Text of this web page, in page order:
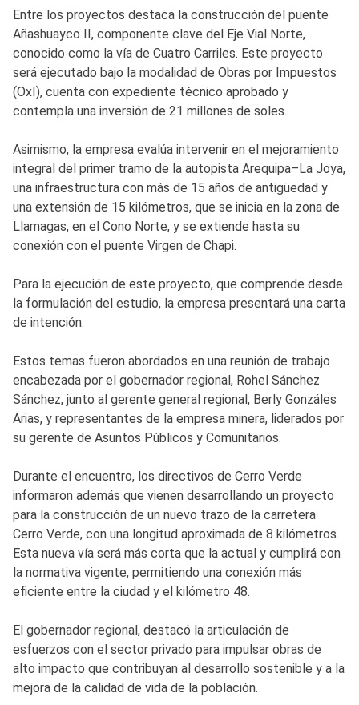
Entre los proyectos destaca la construcción del puente
Añashuayco II, componente clave del Eje Vial Norte,
conocido como la vía de Cuatro Carriles. Este proyecto
será ejecutado bajo la modalidad de Obras por Impuestos
(OxI), cuenta con expediente técnico aprobado y
contempla una inversión de 21 millones de soles.
Asimismo, la empresa evalúa intervenir en el mejoramiento
integral del primer tramo de la autopista Arequipa–La Joya,
una infraestructura con más de 15 años de antigüedad y
una extensión de 15 kilómetros, que se inicia en la zona de
Llamagas, en el Cono Norte, y se extiende hasta su
conexión con el puente Virgen de Chapi.
Para la ejecución de este proyecto, que comprende desde
la formulación del estudio, la empresa presentará una carta
de intención.
Estos temas fueron abordados en una reunión de trabajo
encabezada por el gobernador regional, Rohel Sánchez
Sánchez, junto al gerente general regional, Berly Gonzáles
Arias, y representantes de la empresa minera, liderados por
su gerente de Asuntos Públicos y Comunitarios.
Durante el encuentro, los directivos de Cerro Verde
informaron además que vienen desarrollando un proyecto
para la construcción de un nuevo trazo de la carretera
Cerro Verde, con una longitud aproximada de 8 kilómetros.
Esta nueva vía será más corta que la actual y cumplirá con
la normativa vigente, permitiendo una conexión más
eficiente entre la ciudad y el kilómetro 48.
El gobernador regional, destacó la articulación de
esfuerzos con el sector privado para impulsar obras de
alto impacto que contribuyan al desarrollo sostenible y a la
mejora de la calidad de vida de la población.